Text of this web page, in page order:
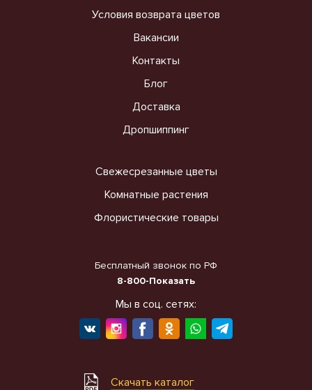
Условия возврата цветов
Вакансии
Контакты
Блог
Доставка
Дропшиппинг
Свежесрезанные цветы
Комнатные растения
Флористические товары
Бесплатный звонок по РФ
8-800-Показать
Мы в соц. сетях:
Скачать каталог